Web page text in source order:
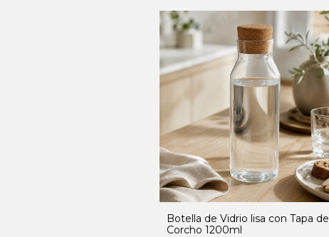
Botella de Vidrio lisa con Tapa de
Corcho 1200ml